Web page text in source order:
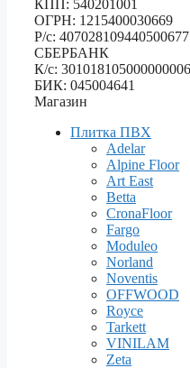
КПП: 540201001
ОГРН: 1215400030669
Р/с:
СБЕРБАНК
К/с:
БИК: 045004641
Магазин
Плитка ПВХ
Adelar
Alpine Floor
Art East
Betta
CronaFloor
Fargo
Moduleo
Norland
Noventis
OFFWOOD
Royce
Tarkett
VINILAM
Zeta